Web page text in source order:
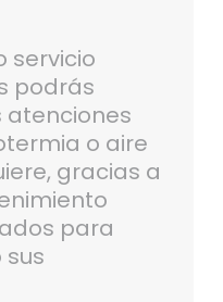
servicio
podrás
o aire
gracias a
para